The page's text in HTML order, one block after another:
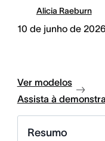
Alicia Raeburn
10 de junho de 2026
Ver modelos
Assista à
Resumo